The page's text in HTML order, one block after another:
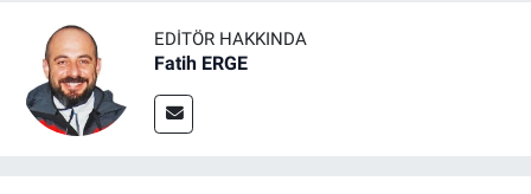
EDITÖR HAKKINDA
Fatih ERGE